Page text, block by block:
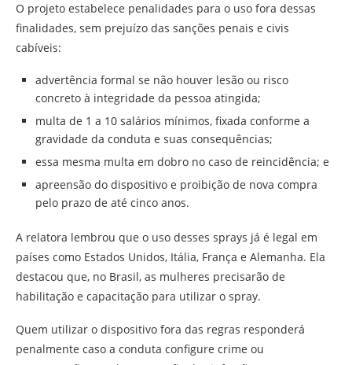
O projeto estabelece penalidades para o uso fora dessas
finalidades, sem prejuízo das sanções penais e civis
cabíveis:
advertência formal se não houver lesão ou risco
concreto à integridade da pessoa atingida;
multa de 1 a 10 salários mínimos, fixada conforme a
gravidade da conduta e suas consequências;
essa mesma multa em dobro no caso de reincidência; e
apreensão do dispositivo e proibição de nova compra
pelo prazo de até cinco anos.
A relatora lembrou que o uso desses sprays já é legal em
países como Estados Unidos, Itália, França e Alemanha. Ela
destacou que, no Brasil, as mulheres precisarão de
habilitação e capacitação para utilizar o spray.
Quem utilizar o dispositivo fora das regras responderá
penalmente caso a conduta configure crime ou